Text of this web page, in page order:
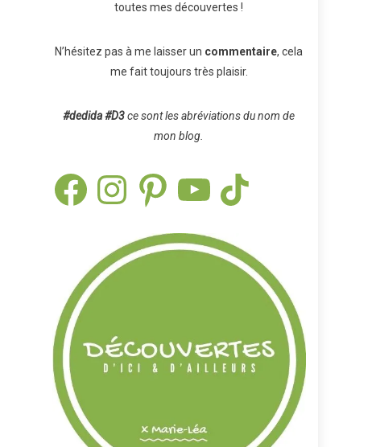
toutes mes découvertes !
N’hésitez pas à me laisser un commentaire, cela
me fait toujours très plaisir.
#dedida#D3ce sont les abréviations du nom de
mon blog.
FacebookInstagramPinterest TikTok